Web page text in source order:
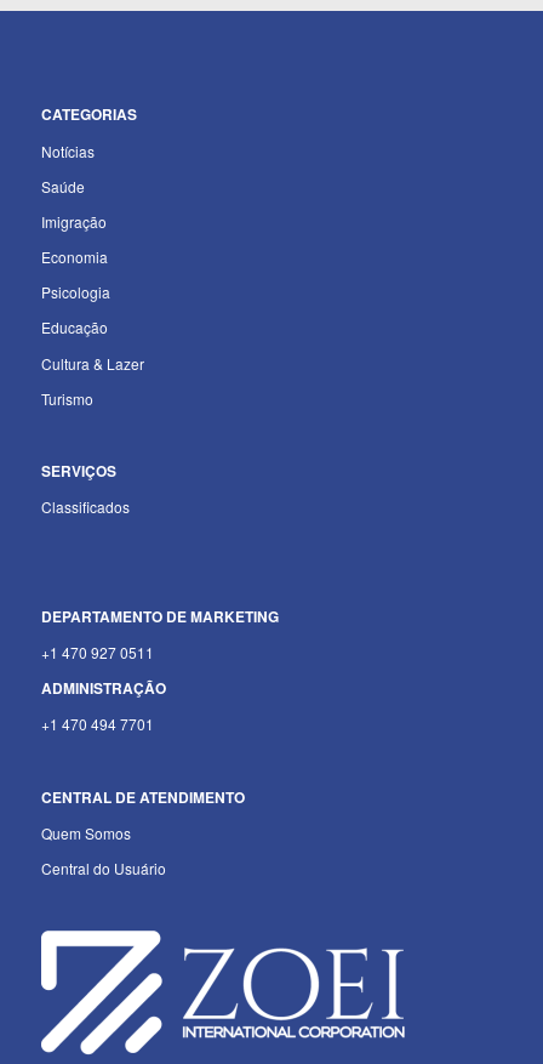
CATEGORIAS
Notícias
Saúde
Imigração
Economia
Psicologia
Educação
Cultura & Lazer
Turismo
SERVIÇOS
Classificados
DEPARTAMENTO DE MARKETING
+1 470 927 0511
ADMINISTRAÇÃO
+1 470 494 7701
CENTRAL DE ATENDIMENTO
Quem Somos
Central do Usuário